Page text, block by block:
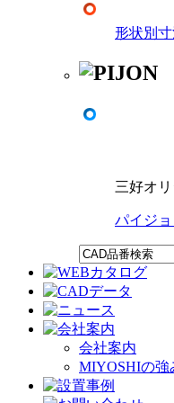
形状別寸
三好オ
パイジ
会社案内
MIYOSHIの強